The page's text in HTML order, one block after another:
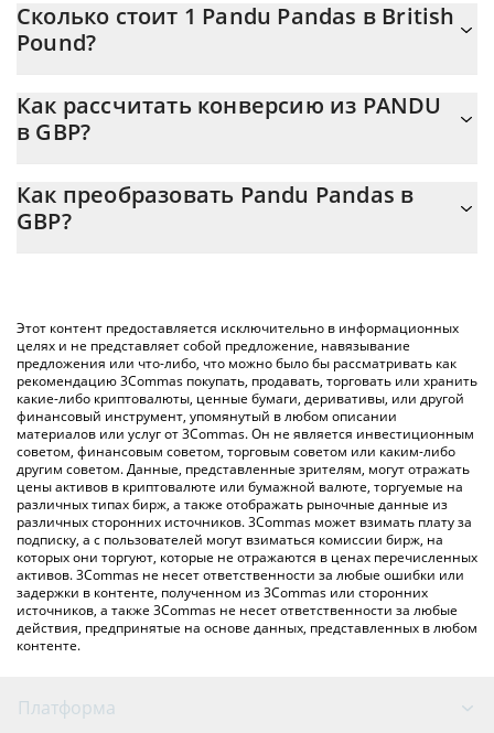
Сколько стоит 1 Pandu Pandas в British
Pound?
На данный момент 1 Pandu Pandas равно 0.00009885
Как рассчитать конверсию из PANDU
в GBP?
рассчитать цену конвертации PANDU в GBP, просто введя
сумму Pandu Pandas в соответствующее поле, и
Вы также можете использовать приведенную выше таблицу
цен Pandu Pandas, чтобы проверить последние цены на
Pandu Pandas в основных фиатных и криптовалютах.
Как преобразовать Pandu Pandas в
GBP?
Этот контент предоставляется исключительно в информационных
целях и не представляет собой предложение, навязывание
предложения или что-либо, что можно было бы рассматривать как
рекомендацию 3Commas покупать, продавать, торговать или хранить
какие-либо криптовалюты, ценные бумаги, деривативы, или другой
финансовый инструмент, упомянутый в любом описании
материалов или услуг от 3Commas. Он не является инвестиционным
советом, финансовым советом, торговым советом или каким-либо
другим советом. Данные, представленные зрителям, могут отражать
цены активов в криптовалюте или бумажной валюте, торгуемые на
различных типах бирж, а также отображать рыночные данные из
различных сторонних источников. 3Commas может взимать плату за
подписку, а с пользователей могут взиматься комиссии бирж, на
которых они торгуют, которые не отражаются в ценах перечисленных
активов. 3Commas не несет ответственности за любые ошибки или
задержки в контенте, полученном из 3Commas или сторонних
источников, а также 3Commas не несет ответственности за любые
действия, предпринятые на основе данных, представленных в любом
контенте.
Платформа